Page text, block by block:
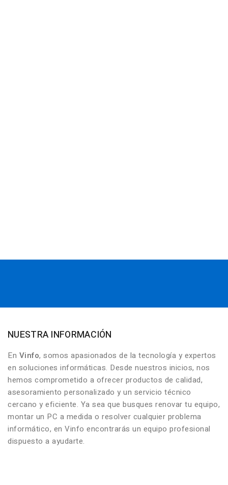
NUESTRA INFORMACIÓN
En Vinfo, somos apasionados de la tecnología y expertos
en soluciones informáticas. Desde nuestros inicios, nos
hemos comprometido a ofrecer productos de calidad,
asesoramiento personalizado y un servicio técnico
cercano y eficiente. Ya sea que busques renovar tu equipo,
montar un PC a medida o resolver cualquier problema
informático, en Vinfo encontrarás un equipo profesional
dispuesto a ayudarte.